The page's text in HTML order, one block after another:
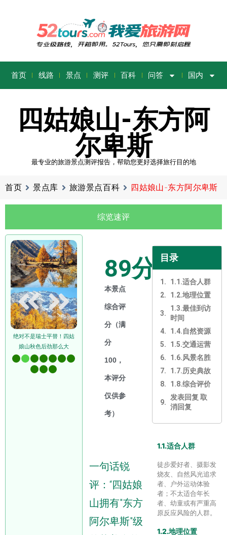
首页 线路 景点 测评 百科 问答 国内
四姑娘山-东方阿
尔卑斯
最专业的旅游景点测评报告，帮助您更好选择旅行目的地
首页 景点库 旅游景点百科 四姑娘山-东方阿尔卑斯
综览速评
绝对不是瑞士平替！四姑
娘山秋色后劲那么大
娘山秋色后劲那么大
绝对不是瑞士平替！四姑
娘山秋色后劲那么大
本景点
综合评
分（满
分
100，
本评分
仅供参
考）
89分
一句话锐
评：“四姑娘
山拥有"东方
阿尔卑斯"级
目录
1.1.适合人群
1.2.地理位置
1.3.最佳到访
时间
1.4.自然资源
1.5.交通运营
1.6.风景名胜
1.7.历史典故
1.8.综合评价
发表回复 取
消回复
1.1.适合人群
徒步爱好者、摄影发
烧友、自然风光追求
者、户外运动体验
者；不太适合年长
者、幼童或有严重高
原反应风险的人群。
1.2.地理位置